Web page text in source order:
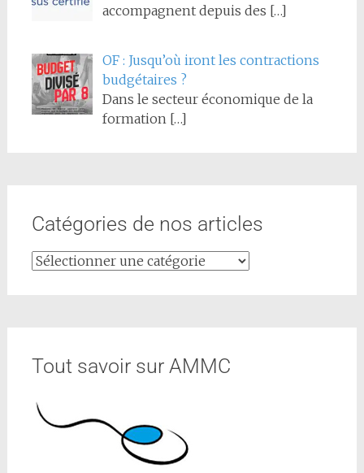
accompagnent depuis des […]
OF : Jusqu’où iront les contractions
budgétaires ?
Dans le secteur économique de la
formation […]
Catégories de nos articles
Tout savoir sur AMMC